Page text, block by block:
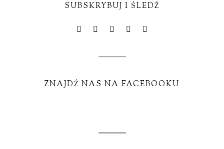
SUBSKRYBUJ I ŚLEDŹ
ZNAJDŹ NAS NA FACEBOOKU